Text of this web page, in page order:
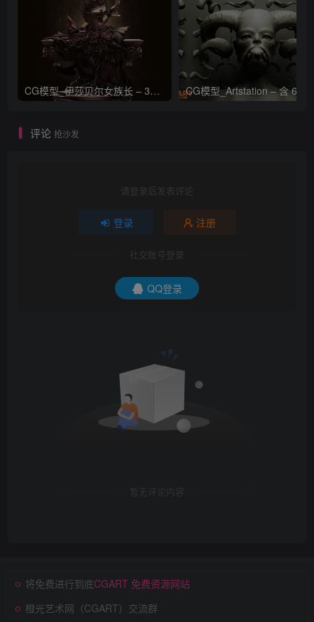
CG模型_伊莎贝尔女族长 – 3D 模型_CGART_模型下载
评论 抢沙发
请登录后发表评论
登录 注册
社交账号登录
QQ登录
暂无评论内容
将免费进行到底CGART 免费资源网站
橙光艺术网（CGART）交流群